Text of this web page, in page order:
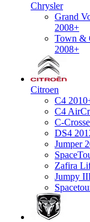
Chrysler
Grand
2008+
Town &
2008+
Citroen
C4
C4
C-
DS4
Jumper
Zafira
Jumpy